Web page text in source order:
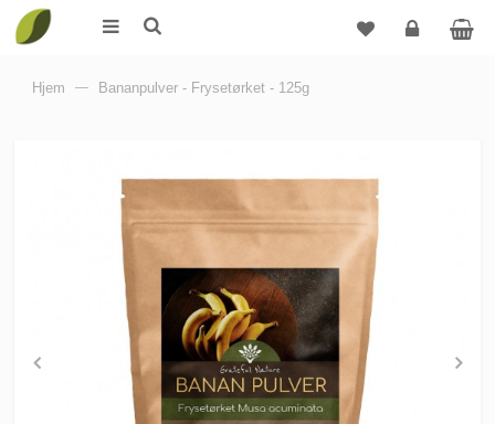
Hjem — Bananpulver - Frysetørket - 125g